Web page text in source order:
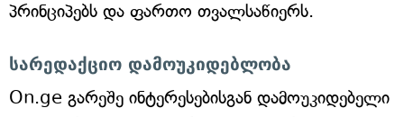
პრინციპებს და ფართო თვალსაწიერს.
სარედაქციო დამოუკიდებლობა
On.ge გარეშე ინტერესებისგან დამოუკიდებელი